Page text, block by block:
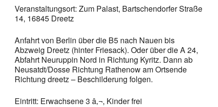
Veranstaltungsort: Zum Palast, Bartschendorfer Straße
14, 16845 Dreetz
Anfahrt von Berlin über die B5 nach Nauen bis
Abzweig Dreetz (hinter Friesack). Oder über die A 24,
Abfahrt Neuruppin Nord in Richtung Kyritz. Dann ab
Neusatdt/Dosse Richtung Rathenow am Ortsende
Richtung dreetz – Beschilderung folgen.
Eintritt: Erwachsene 3 â‚¬, Kinder frei